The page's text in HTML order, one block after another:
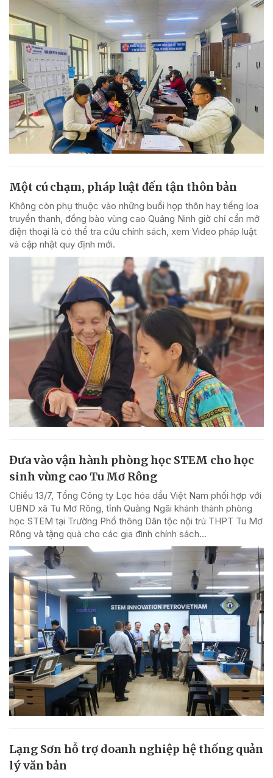
Một cú chạm, pháp luật đến tận thôn bản
Không còn phụ thuộc vào những buổi họp thôn hay tiếng loa
truyền thanh, đồng bào vùng cao Quảng Ninh giờ chỉ cần mở
điện thoại là có thể tra cứu chính sách, xem Video pháp luật
và cập nhật quy định mới.
Đưa vào vận hành phòng học STEM cho học
sinh vùng cao Tu Mơ Rông
Chiều 13/7, Tổng Công ty Lọc hóa dầu Việt Nam phối hợp với
UBND xã Tu Mơ Rông, tỉnh Quảng Ngãi khánh thành phòng
học STEM tại Trường Phổ thông Dân tộc nội trú THPT Tu Mơ
Rông và tặng quà cho các gia đình chính sách...
Lạng Sơn hỗ trợ doanh nghiệp hệ thống quản
lý văn bản